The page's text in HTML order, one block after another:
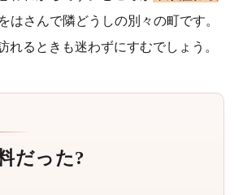
さんで隣どうしの別々の町です。
るときも迷わずにすむでしょう。
だった?